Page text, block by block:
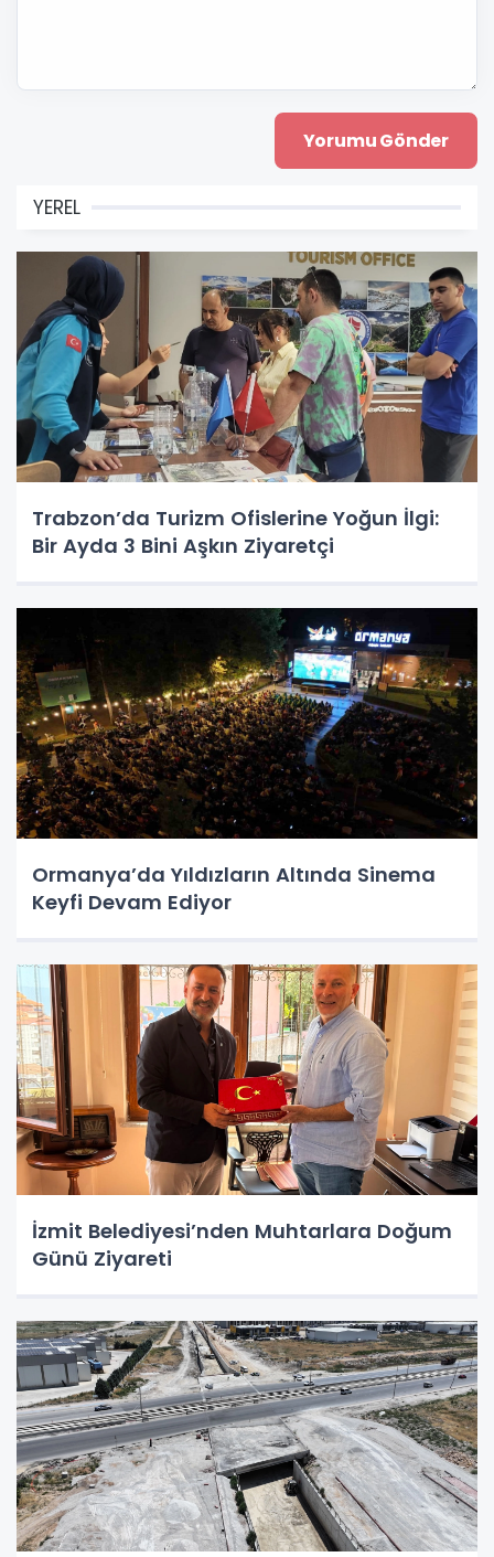
YEREL
Trabzon’da Turizm Ofislerine Yoğun İlgi:
Bir Ayda 3 Bini Aşkın Ziyaretçi
Ormanya’da Yıldızların Altında Sinema
Keyfi Devam Ediyor
İzmit Belediyesi’nden Muhtarlara Doğum
Günü Ziyareti